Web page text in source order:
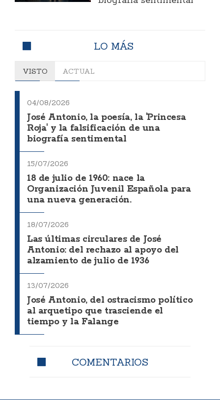
LO MÁS
VISTO ACTUAL
04/08/2026
José Antonio, la poesía, la 'Princesa
Roja' y la falsificación de una
biografía sentimental
15/07/2026
18 de julio de 1960: nace la
Organización Juvenil Española para
una nueva generación.
18/07/2026
Las últimas circulares de José
Antonio: del rechazo al apoyo del
alzamiento de julio de 1936
13/07/2026
José Antonio, del ostracismo político
al arquetipo que trasciende el
tiempo y la Falange
COMENTARIOS